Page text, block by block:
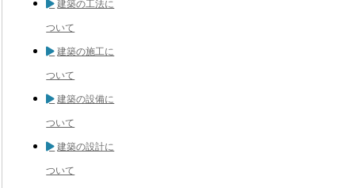
建築の工法に
ついて
建築の施工に
ついて
建築の設備に
ついて
建築の設計に
ついて